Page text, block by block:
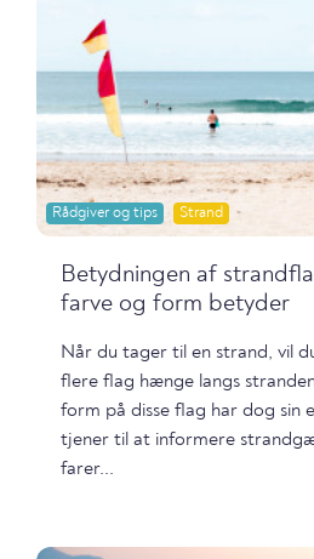
Rådgiver og tips Strand
Betydningen af
farve og form betyder
Når du tager til en strand, vil
flere flag hænge langs
form på disse flag har dog sin
tjener til at informere
farer...